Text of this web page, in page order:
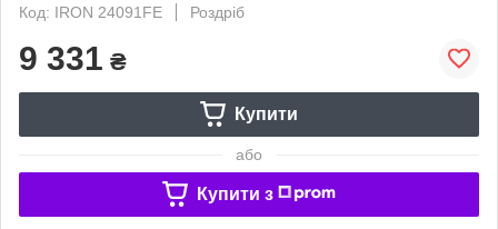
Код: IRON 24091FE
Роздріб
9 331 ₴
Купити
або
Купити з